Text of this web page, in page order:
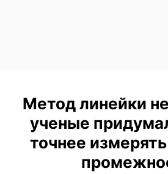
Метод линейки
ученые
точнее